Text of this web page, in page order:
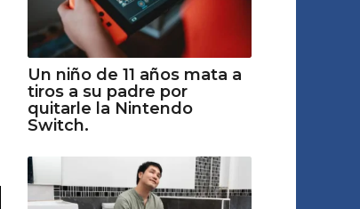
Un niño de 11 años mata a
tiros a su padre por
quitarle la Nintendo
Switch.